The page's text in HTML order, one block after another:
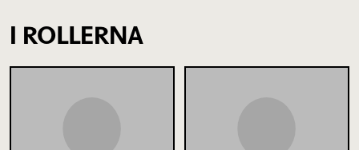
I ROLLERNA